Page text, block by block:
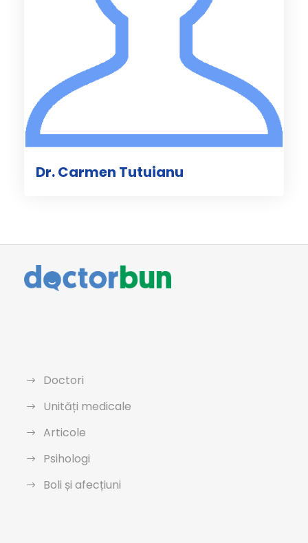
Dr. Carmen Tutuianu
Doctori
Unități medicale
Articole
Psihologi
Boli și afecțiuni